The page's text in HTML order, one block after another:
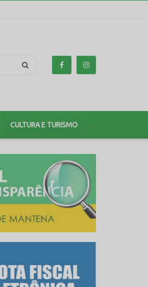
CULTURA E TURISMO